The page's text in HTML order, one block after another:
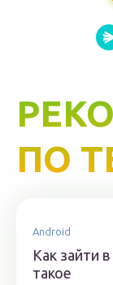
ПО
Android
Как зайти
такое